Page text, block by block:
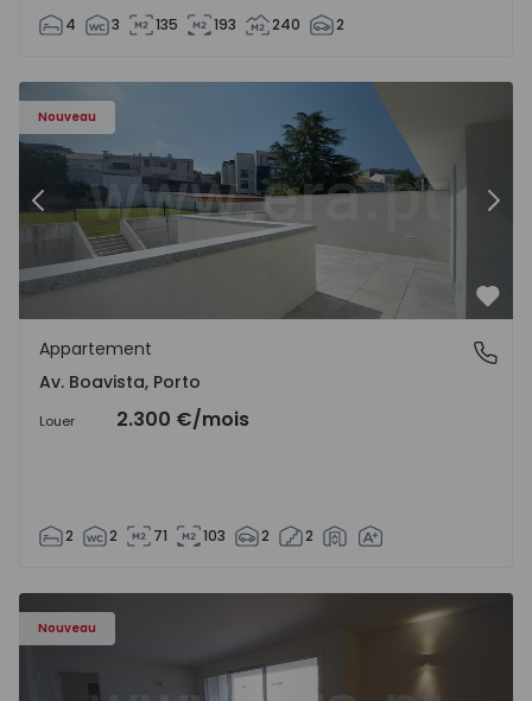
4 3 135 193 240 2
Nouveau
Appartement T2 Porto, Av. Boavista - 1575459 - 4
Précédent
Av. Boavista, Porto
Appartement
Av. Boavista, Porto
Louer 2.300 €/mois
2 2 71 103 2 2
Nouveau
Appartement T3 Porto, Av. Boavista - 1575472 - 5